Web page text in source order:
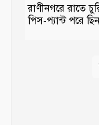
রাণীনগরে রাতে
পিস-প্যান্ট পরে